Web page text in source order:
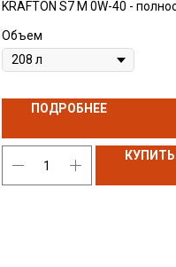
KRAFTON S7 M 0W-40 -
премиум класса на основе
полиальфаолефинов (ПАО).
современных
дизельных двигателях. Это
разрабатывалось
использования в условиях
низких температур. За счет
Объем
ПОДРОБНЕЕ
КУПИТЬ